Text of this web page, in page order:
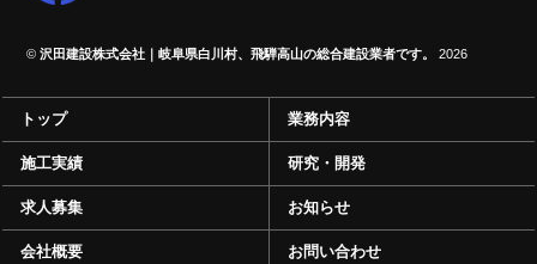
©沢田建設株式会社｜岐阜県白川村、飛騨高山の総合建設業者です。 2026
トップ 業務内容
施工実績 研究・開発
求人募集 お知らせ
会社概要 お問い合わせ